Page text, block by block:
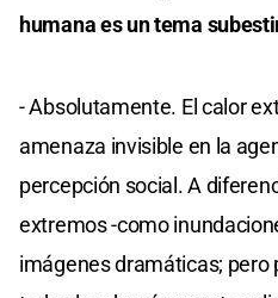
humana es un tema
- Absolutamente. El calor
amenaza invisible en la
percepción social. A
extremos -como
imágenes dramáticas;